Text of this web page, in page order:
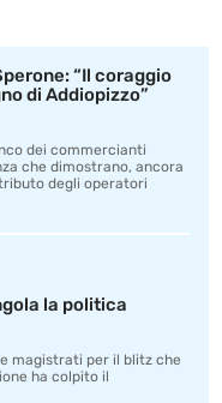
“Il coraggio
di Addiopizzo”
dei commercianti
che dimostrano, ancora
degli operatori
la politica
magistrati per il blitz che
ha colpito il